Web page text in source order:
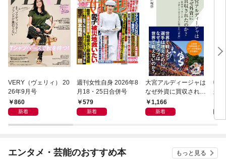
VERY（ヴェリィ） 20
26年9月号
860
新着
週刊女性自身 2026年8
月18・25日合併号
579
新着
大宮アルディージャは
なぜ外資に買収された
のか？～日本サッカー
とスポーツビジネスに
1,166
新着
転
か
エンタメ・芸能のおすすめ本 もっと見る